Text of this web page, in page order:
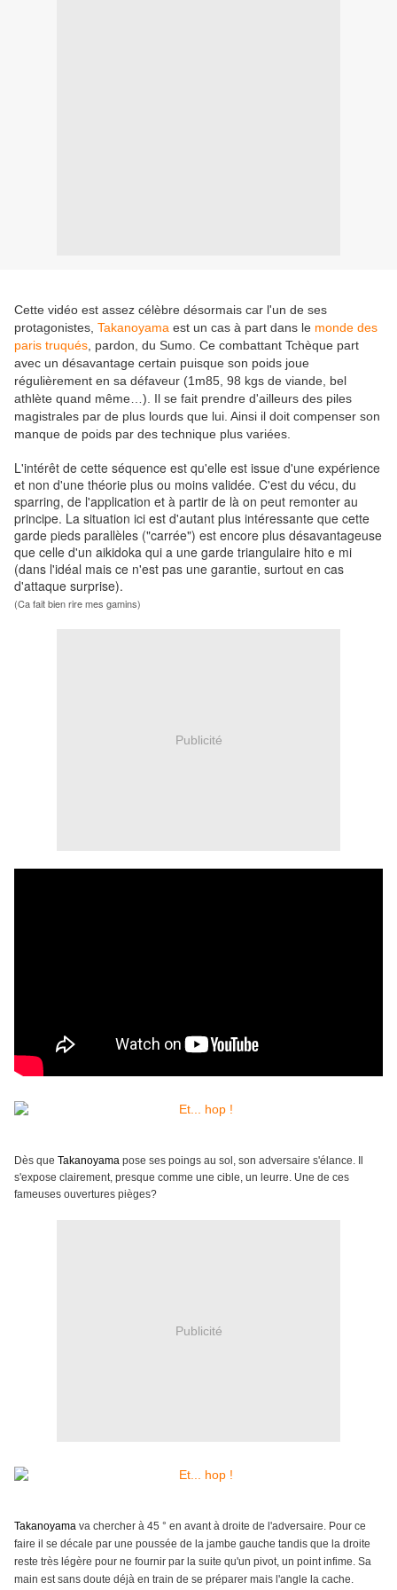
Cette vidéo est assez célèbre désormais car l'un de ses
protagonistes, Takanoyama est un cas à part dans le monde des
paris truqués , pardon, du Sumo. Ce combattant Tchèque part
avec un désavantage certain puisque son poids joue
régulièrement en sa défaveur (1m85, 98 kgs de viande, bel
athlète quand même…). Il se fait prendre d'ailleurs des piles
magistrales par de plus lourds que lui. Ainsi il doit compenser son
manque de poids par des technique plus variées.
L'intérêt de cette séquence est qu'elle est issue d'une expérience
et non d'une théorie plus ou moins validée. C'est du vécu, du
sparring, de l'application et à partir de là on peut remonter au
principe. La situation ici est d'autant plus intéressante que cette
garde pieds parallèles ("carrée") est encore plus désavantageuse
que celle d'un aikidoka qui a une garde triangulaire hito e mi
(dans l'idéal mais ce n'est pas une garantie, surtout en cas
d'attaque surprise).
(Ca fait bien rire mes gamins)
Publicité
Dès que Takanoyama pose ses poings au sol, son adversaire s'élance. Il
s'expose clairement, presque comme une cible, un leurre. Une de ces
fameuses ouvertures pièges?
Publicité
Takanoyama va chercher à 45 ° en avant à droite de l'adversaire. Pour ce
faire il se décale par une poussée de la jambe gauche tandis que la droite
reste très légère pour ne fournir par la suite qu'un pivot, un point infime. Sa
main est sans doute déjà en train de se préparer mais l'angle la cache.